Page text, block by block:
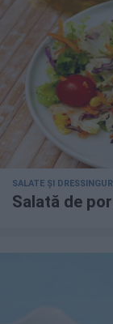
SALATE ȘI
Salată de